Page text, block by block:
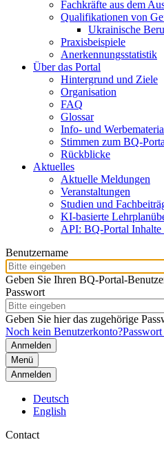
Fachkräfte aus dem
Qualifikationen von
Ukrainische
Praxisbeispiele
Anerkennungsstatistik
Über das Portal
Hintergrund und Ziele
Organisation
FAQ
Glossar
Info- und
Stimmen zum BQ-
Rückblicke
Aktuelles
Aktuelle Meldungen
Veranstaltungen
Studien und
KI-basierte
API: BQ-Portal Inhalte
Benutzername
Geben Sie Ihren BQ-Portal-
Passwort
Geben Sie hier das zugehörige
Noch kein Benutzerkonto?Passwort
Menü
Anmelden
Deutsch
English
Contact